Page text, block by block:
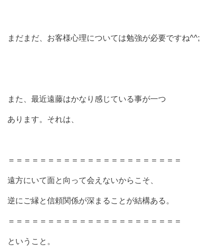
まだまだ、お客様心理については勉強が必要ですね^^;
また、最近遠藤はかなり感じている事が一つ
あります。それは、
＝＝＝＝＝＝＝＝＝＝＝＝＝＝＝＝＝＝＝＝＝＝
遠方にいて面と向って会えないからこそ、
逆にご縁と信頼関係が深まることが結構ある。
＝＝＝＝＝＝＝＝＝＝＝＝＝＝＝＝＝＝＝＝＝＝
ということ。